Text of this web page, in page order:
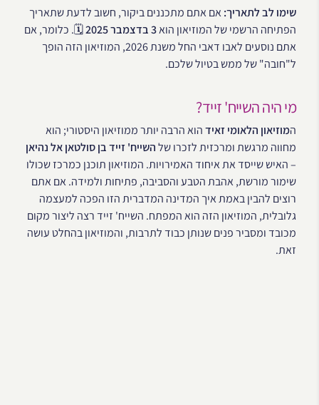
שימו לב לתאריך:אם אתם מתכננים ביקור, חשוב לדעת שתאריך
הפתיחה הרשמי של המוזיאון הוא3 בדצמבר 2025
🗓️. כלומר, אם
אתם נוסעים לאבו דאבי החל משנת 2026, המוזיאון הזה הופך
ל"חובה" של ממש בטיול שלכם.
מי היה השייח' זייד?
המוזיאון הלאומי זאידהוא הרבה יותר ממוזיאון היסטורי; הוא
מחווה מרגשת ומרכזית לזכרו שלהשייח' זייד בן סולטאן אל נהיאן
– האיש שייסד את איחוד האמירויות. המוזיאון תוכנן כמרכז שכולו
שימור מורשת, אהבת הטבע והסביבה, פתיחות ולמידה. אם אתם
רוצים להבין באמת איך המדינה המדברית הזו הפכה למעצמה
גלובלית, המוזיאון הזה הוא המפתח. השייח' זייד רצה ליצור מקום
מכובד ומסביר פנים שנותן כבוד לתרבות, והמוזיאון בהחלט עושה
זאת.